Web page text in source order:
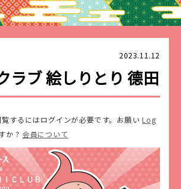
2023.11.12
ラブ 絵しりとり 德田
覧するにはログインが必要です。お願いLog
か ? 会員について